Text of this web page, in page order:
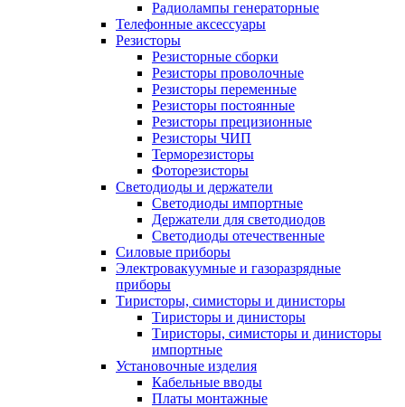
Радиолампы генераторные
Телефонные аксессуары
Резисторы
Резисторные сборки
Резисторы проволочные
Резисторы переменные
Резисторы постоянные
Резисторы прецизионные
Резисторы ЧИП
Терморезисторы
Фоторезисторы
Светодиоды и держатели
Светодиоды импортные
Держатели для светодиодов
Светодиоды отечественные
Силовые приборы
Электровакуумные и газоразрядные
приборы
Тиристоры, симисторы и динисторы
Тиристоры и динисторы
Тиристоры, симисторы и динисторы
импортные
Установочные изделия
Кабельные вводы
Платы монтажные